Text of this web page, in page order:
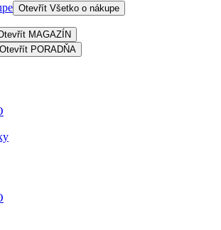
Otevřít Všetko o nákupe
MAGAZÍN
Otevřít PORADŇA